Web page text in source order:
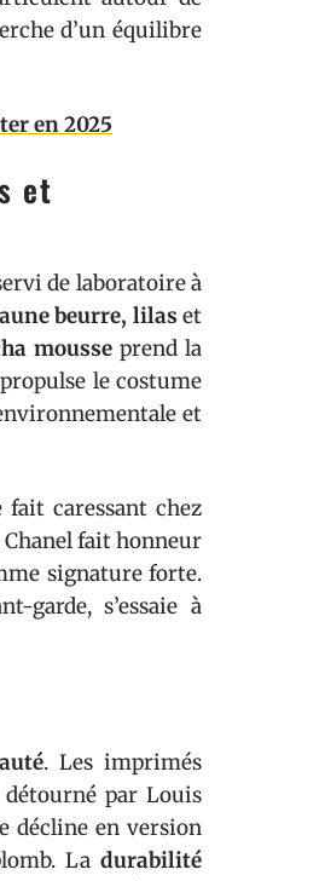
d’un équilibre
en 2025
et
de laboratoire à
beurre, lilas et
mousseprend la
le costume
et
fait caressant chez
Chanel fait honneur
signature forte.
garde, s’essaie à
. Les imprimés
par Louis
décline en version
La durabilité